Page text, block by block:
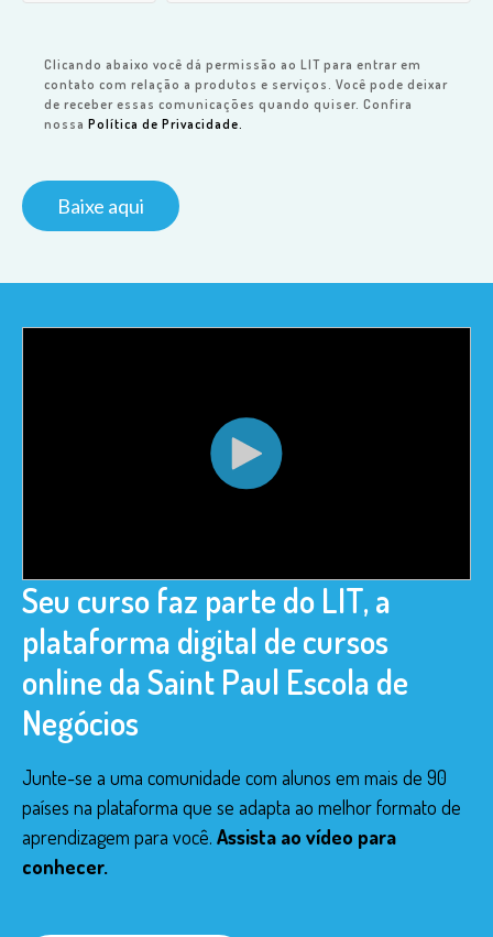
Clicando abaixo você dá permissão ao LIT para entrar em
contato com relação a produtos e serviços. Você pode deixar
de receber essas comunicações quando quiser. Confira
nossa Política de Privacidade.
Seu curso faz parte do LIT, a
plataforma digital de cursos
online da Saint Paul Escola de
Negócios
Junte-se a uma comunidade com alunos em mais de 90
países na plataforma que se adapta ao melhor formato de
aprendizagem para você. Assista ao vídeo para
conhecer.